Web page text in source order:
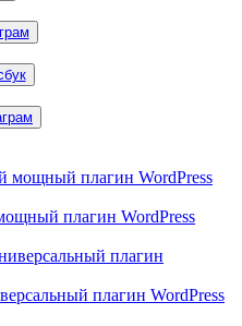
плагин WordPress
плагин WordPress